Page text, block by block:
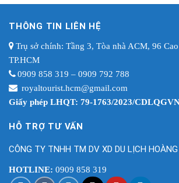
THÔNG TIN LIÊN HỆ
Trụ sở chính: Tầng 3, Tòa nhà ACM, 96
TP.HCM
0909 858 319 – 0909 792 788
royaltourist.hcm@gmail.com
Giấy phép LHQT: 79-1763/2023/
HỖ TRỢ TƯ VẤN
CÔNG TY TNHH TM DV XD DU LỊCH
HOTLINE: 0909 858 319